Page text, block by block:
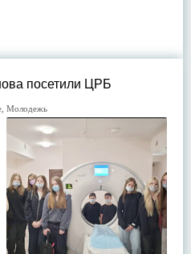
посетили ЦРБ
Молодежь